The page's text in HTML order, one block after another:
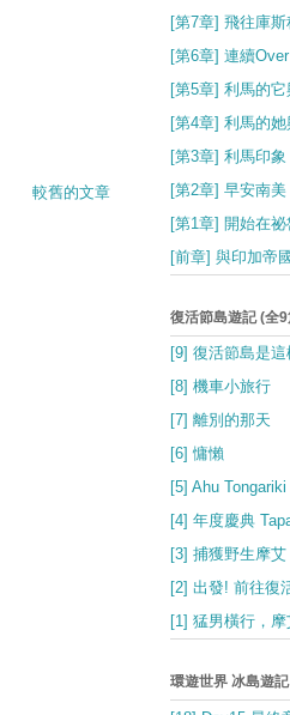
較舊的文章
[第7章] 飛往庫斯
[第6章] 連續
[第5章] 利馬的它
[第4章] 利馬的她
[第3章] 利馬印象
[第2章] 早安南美
[第1章] 開始在
[前章] 與印加帝
復活節島遊記 (全
[9] 復活節島是
[8] 機車小旅行
[7] 離別的那天
[6] 慵懶
[5] Ahu Tongariki
[4] 年度慶典
[3] 捕獲野生摩艾
[2] 出發! 前往復
[1] 猛男橫行，
環遊世界 冰島遊